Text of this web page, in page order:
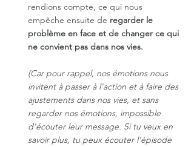
rendions compte, ce qui nous
empêche ensuite de regarder le
problème en face et de changer ce qui
ne convient pas dans nos vies.
(Car pour rappel, nos émotions nous
invitent à passer à l'action et à faire des
ajustements dans nos vies, et sans
regarder nos émotions, impossible
d'écouter leur message. Si tu veux en
savoir plus, tu peux écouter l'épisode